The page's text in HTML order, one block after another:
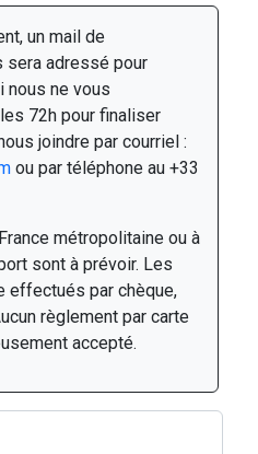
un mail de
sera adressé pour
nous ne vous
72h pour finaliser
joindre par courriel :
ou par téléphone au +33
métropolitaine ou à
sont à prévoir. Les
effectués par chèque,
règlement par carte
accepté.